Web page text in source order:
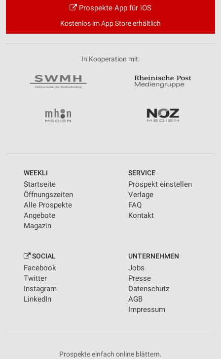
Prospekte App für iOS
Kostenlos im App Store erhältlich
In Kooperation mit:
WEEKLI
Startseite
Öffnungszeiten
Alle Prospekte
Angebote
Magazin
SERVICE
Prospekt einstellen
Verlage
FAQ
Kontakt
SOCIAL
Facebook
Twitter
Instagram
LinkedIn
UNTERNEHMEN
Jobs
Presse
Datenschutz
AGB
Impressum
Prospekte einfach online blättern.
Verwendung von Profilen zur Auswahl
personalisierter Inhalte
Messung der Performance von Inhalten
Entwicklung und Verbesserung der Angebote
Verwendung reduzierter Daten zur Auswahl von
Inhalten
IAB-Besonderheiten:
Geräte anhand von aktiv angeforderten
Nicht-IAB-Verarbeitungszwecke:
Notwendig